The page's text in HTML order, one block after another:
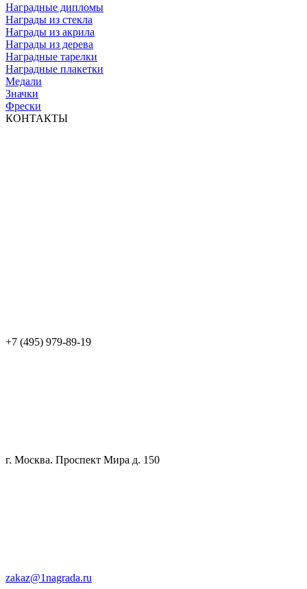
Наградные дипломы
Награды из стекла
Награды из акрила
Награды из дерева
Наградные тарелки
Наградные плакетки
Медали
Значки
Фрески
КОНТАКТЫ
+7 (495) 979-89-19
г. Москва. Проспект Мира д. 150
zakaz@1nagrada.ru